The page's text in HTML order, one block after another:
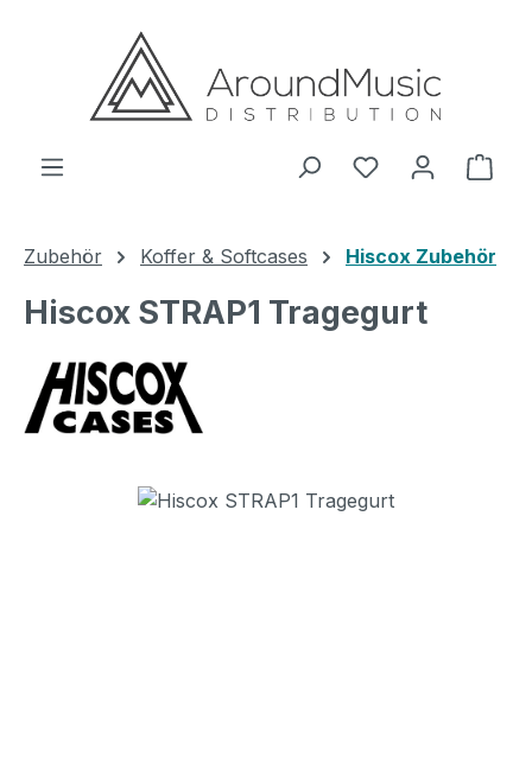
Zum Hauptinhalt springen
Zubehör Koffer & Softcases Hiscox Zubehör
Hiscox STRAP1 Tragegurt
Bildergalerie überspringen